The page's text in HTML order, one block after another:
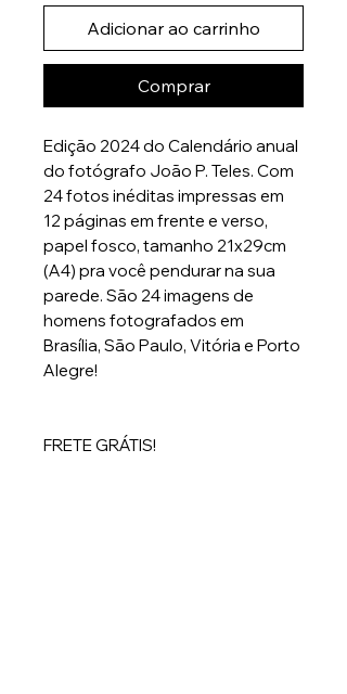
Adicionar ao carrinho
Comprar
Edição 2024 do Calendário anual
do fotógrafo João P. Teles. Com
24 fotos inéditas impressas em
12 páginas em frente e verso,
papel fosco, tamanho 21x29cm
(A4) pra você pendurar na sua
parede. São 24 imagens de
homens fotografados em
Brasília, São Paulo, Vitória e Porto
Alegre!
FRETE GRÁTIS!